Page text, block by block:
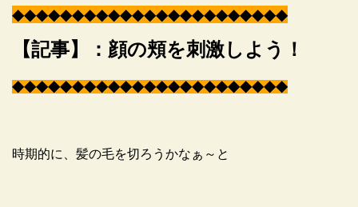
◆◆◆◆◆◆◆◆◆◆◆◆◆◆◆◆◆◆◆◆◆◆◆
【記事】：顔の頬を刺激しよう！
◆◆◆◆◆◆◆◆◆◆◆◆◆◆◆◆◆◆◆◆◆◆◆
時期的に、髪の毛を切ろうかなぁ～と